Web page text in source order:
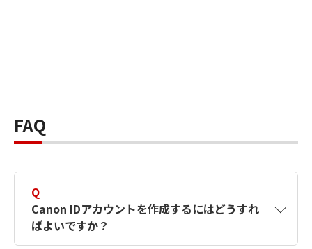
FAQ
Q
Canon IDアカウントを作成するにはどうすれ
ばよいですか？